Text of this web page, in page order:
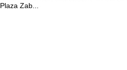
Plaza Zab...